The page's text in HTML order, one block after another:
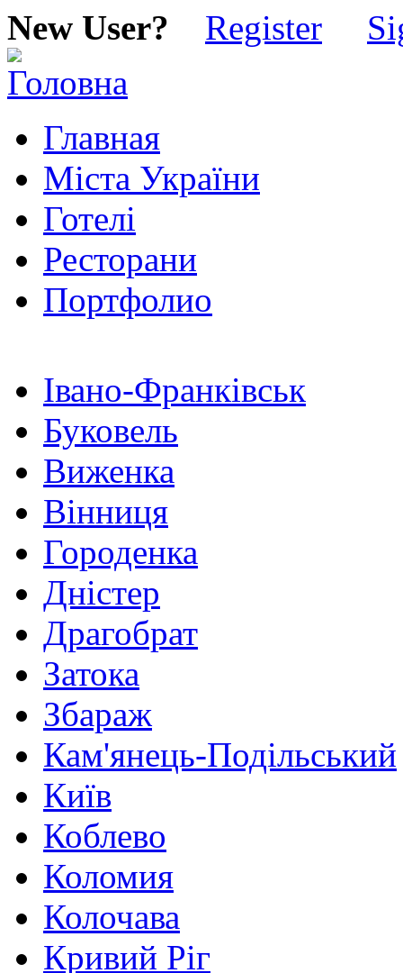
New User? Register
Главная
Міста України
Готелі
Ресторани
Портфолио
Івано-Франківськ
Буковель
Виженка
Вінниця
Городенка
Дністер
Драгобрат
Затока
Збараж
Кам'янець-Подільський
Київ
Коблево
Коломия
Колочава
Кривий Ріг